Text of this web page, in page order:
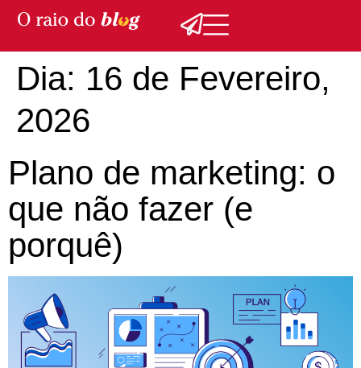
Dia: 16 de Fevereiro,
2026
Plano de marketing: o
que não fazer (e
porquê)